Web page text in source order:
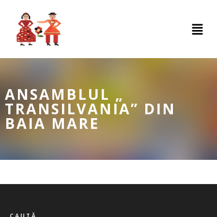
ANSAMBLUL „
TRANSILVANIA” DIN
BAIA MARE